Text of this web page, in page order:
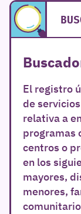
El registro
de
relativa a
programas
centros o
en los
mayores,
menores,